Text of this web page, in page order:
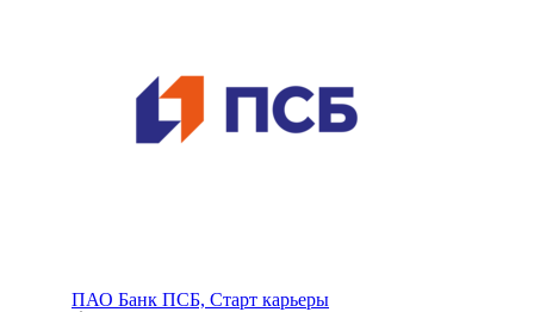
ПАО Банк ПСБ, Старт карьеры